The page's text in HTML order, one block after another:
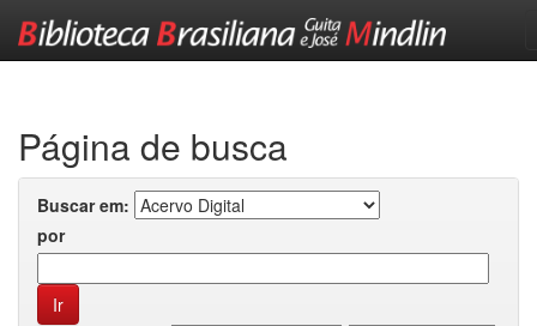
Página de busca
Buscar em:
por